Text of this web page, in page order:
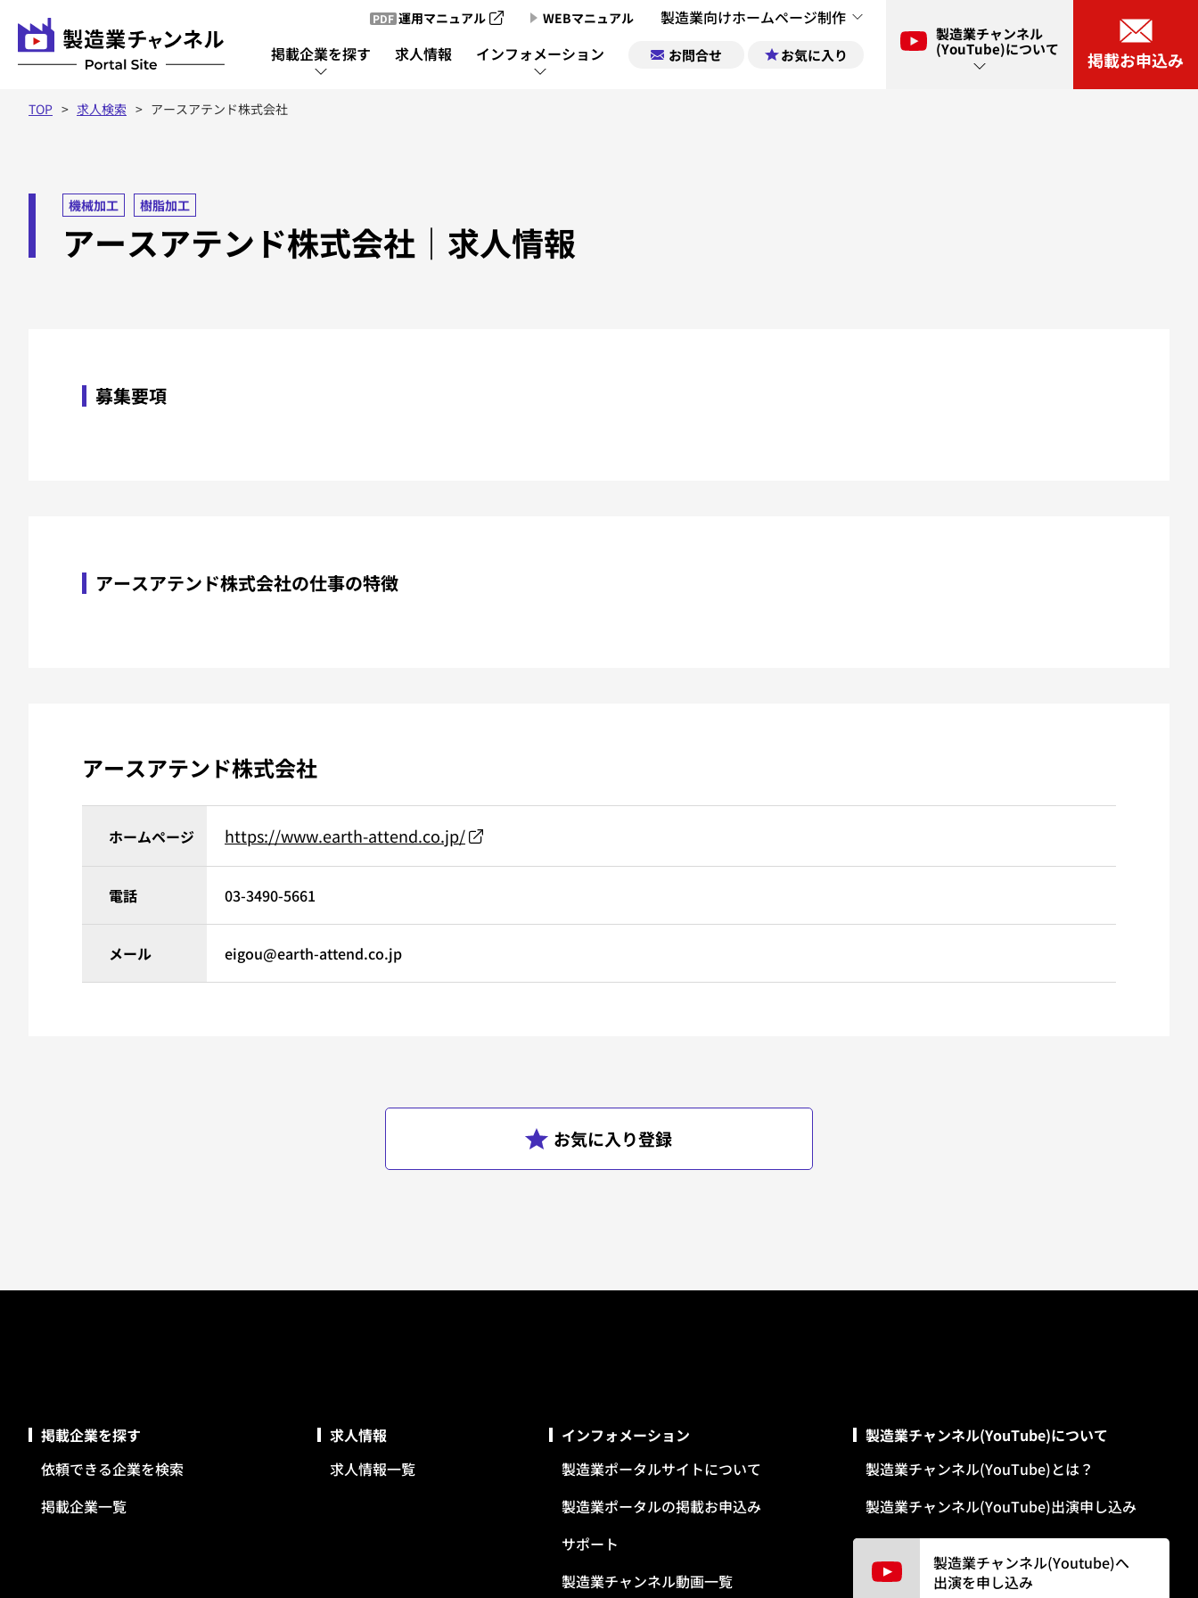
PDF 運用マニュアル WEBマニュアル
製造業向けホームページ制作
製造業向けホームページ制作のご案内
掲載企業を探す
掲載企業一覧
求人情報 インフォメーション
製造業チャンネル動画一覧
お問合せ お気に入り
製造業チャンネル
(YouTube)について
掲載お申込み
TOP 求人検索 アースアテンド株式会社
機械加工 樹脂加工
アースアテンド株式会社 ｜求人情報
募集要項
アースアテンド株式会社の仕事の特徴
アースアテンド株式会社
ホームページ https://www.earth-attend.co.jp/
電話 03-3490-5661
メール eigou@earth-attend.co.jp
掲載企業を探す
依頼できる企業を検索
掲載企業一覧
求人情報
求人情報一覧
インフォメーション
製造業ポータルサイトについて
製造業ポータルの掲載お申込み
サポート
製造業チャンネル動画一覧
製造業チャンネル(YouTube)について
製造業チャンネル(YouTube)とは？
製造業チャンネル(YouTube)出演申し込み
製造業チャンネル(Youtube)へ
出演を申し込み